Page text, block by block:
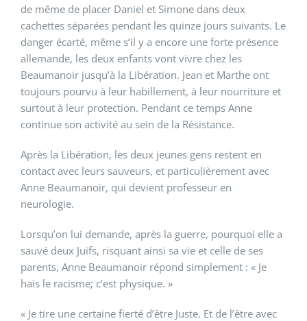
de même de placer Daniel et Simone dans deux
cachettes séparées pendant les quinze jours suivants. Le
danger écarté, même s’il y a encore une forte présence
allemande, les deux enfants vont vivre chez les
Beaumanoir jusqu’à la Libération. Jean et Marthe ont
toujours pourvu à leur habillement, à leur nourriture et
surtout à leur protection. Pendant ce temps Anne
continue son activité au sein de la Résistance.
Après la Libération, les deux jeunes gens restent en
contact avec leurs sauveurs, et particulièrement avec
Anne Beaumanoir, qui devient professeur en
neurologie.
Lorsqu’on lui demande, après la guerre, pourquoi elle a
sauvé deux Juifs, risquant ainsi sa vie et celle de ses
parents, Anne Beaumanoir répond simplement : « Je
hais le racisme; c’est physique. »
« Je tire une certaine fierté d’être Juste. Et de l’être avec